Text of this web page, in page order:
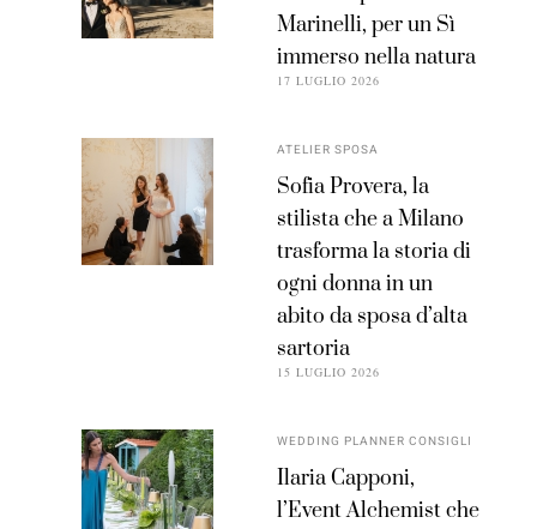
Marinelli, per un Sì
immerso nella natura
17 LUGLIO 2026
ATELIER SPOSA
Sofia Provera, la
stilista che a Milano
trasforma la storia di
ogni donna in un
abito da sposa d’alta
sartoria
15 LUGLIO 2026
WEDDING PLANNER CONSIGLI
Ilaria Capponi,
l’Event Alchemist che